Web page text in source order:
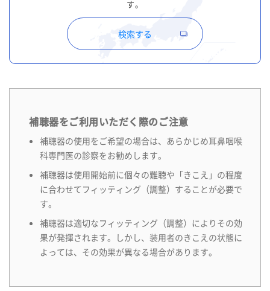
す。
検索する
補聴器をご利用いただく際のご注意
補聴器の使用をご希望の場合は、あらかじめ耳鼻咽喉
科専門医の診察をお勧めします。
補聴器は使用開始前に個々の難聴や「きこえ」の程度
に合わせてフィッティング（調整）することが必要で
す。
補聴器は適切なフィッティング（調整）によりその効
果が発揮されます。しかし、装用者のきこえの状態に
よっては、その効果が異なる場合があります。